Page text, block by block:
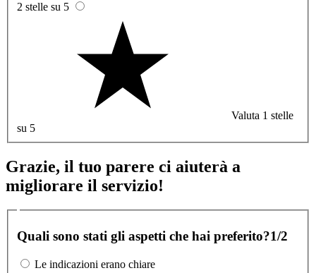
2 stelle su 5
Valuta 1 stelle
su 5
Grazie, il tuo parere ci aiuterà a
migliorare il servizio!
Quali sono stati gli aspetti che hai preferito?1/2
Le indicazioni erano chiare